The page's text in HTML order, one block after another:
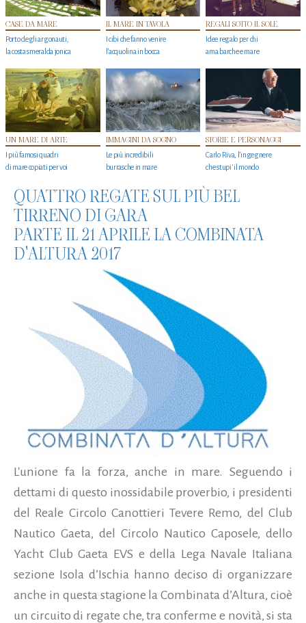
CASE DA MARE
Porto degli argonauti,
la costa smeralda jonica
IL MARE IN TAVOLA
I cibi che fanno venire
l’acquolina in bocca
REGALI SOTTO IL SOLE
Idee regalo per chi
ama barche e mare
UN MARE DI ARTE
I più famosi quadri
di mare copiati per voi
IMMAGINI DA SOGNO
Le più incredibili
burrasche in mare
STORIE E PERSONAGGI
Carlo Riva, l’ingegnere
che stupi' il mondo
QUATTRO REGATE SUL PIÙ BEL
TIRRENO DI GARA
PARTE IL 21 APRILE LA COMBINATA
D'ALTURA 2017
L'unione fa la forza, anche in mare. Seguendo i
dettami di questo inossidabile proverbio, i presidenti
del Reale Circolo Canottieri Tevere Remo, del Club
Nautico Gaeta, del Circolo Nautico Caposele, dello
Yacht Club Gaeta EVS e della Lega Navale Italiana
sezione Isola d’Ischia hanno deciso di organizzare
anche in questa stagione la Combinata d’Altura, cioè
un circuito di regate che, tra conferme e novità, si sta